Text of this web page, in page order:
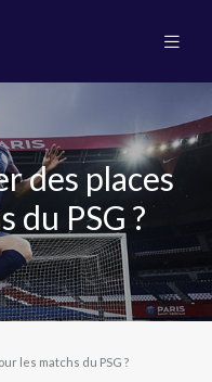
des places
du PSG ?
les matchs du PSG ?